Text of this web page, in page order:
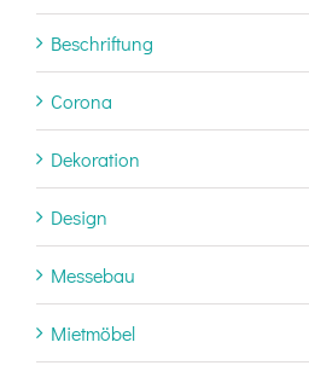
Beschriftung
Corona
Dekoration
Design
Messebau
Mietmöbel